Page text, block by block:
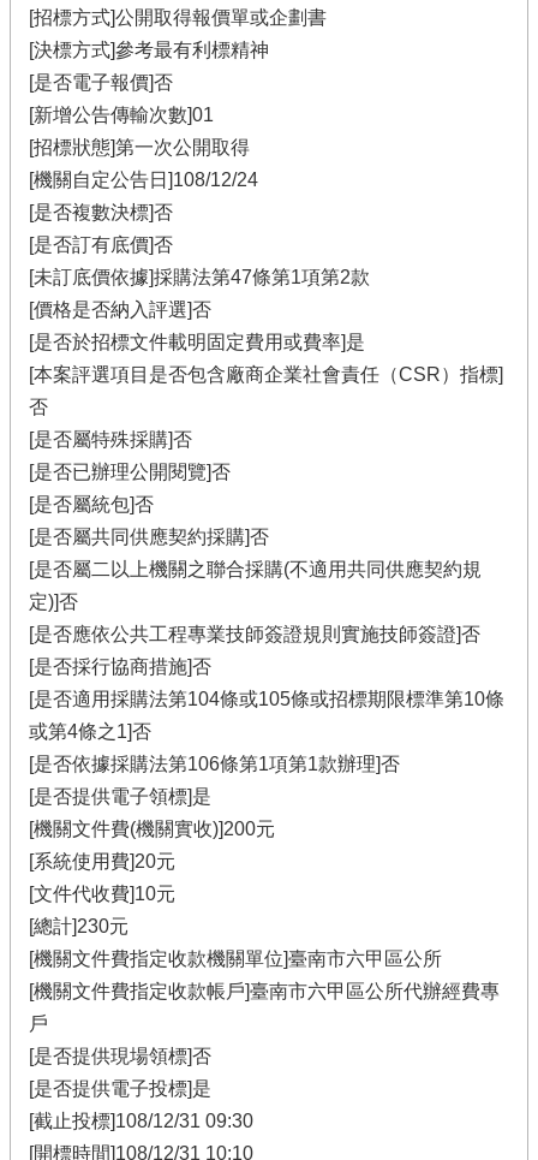
[招標方式]公開取得報價單或企劃書
[決標方式]參考最有利標精神
[是否電子報價]否
[新增公告傳輸次數]01
[招標狀態]第一次公開取得
[機關自定公告日]108/12/24
[是否複數決標]否
[是否訂有底價]否
[未訂底價依據]採購法第47條第1項第2款
[價格是否納入評選]否
[是否於招標文件載明固定費用或費率]是
[本案評選項目是否包含廠商企業社會責任（CSR）指標]
否
[是否屬特殊採購]否
[是否已辦理公開閱覽]否
[是否屬統包]否
[是否屬共同供應契約採購]否
[是否屬二以上機關之聯合採購(不適用共同供應契約規
定)]否
[是否應依公共工程專業技師簽證規則實施技師簽證]否
[是否採行協商措施]否
[是否適用採購法第104條或105條或招標期限標準第10條
或第4條之1]否
[是否依據採購法第106條第1項第1款辦理]否
[是否提供電子領標]是
[機關文件費(機關實收)]200元
[系統使用費]20元
[文件代收費]10元
[總計]230元
[機關文件費指定收款機關單位]臺南市六甲區公所
[機關文件費指定收款帳戶]臺南市六甲區公所代辦經費專
戶
[是否提供現場領標]否
[是否提供電子投標]是
[截止投標]108/12/31 09:30
[開標時間]108/12/31 10:10